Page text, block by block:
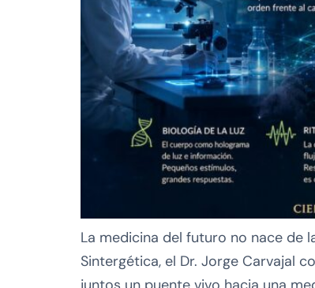
La medicina del futuro no nace de
Sintergética, el Dr. Jorge Carvajal